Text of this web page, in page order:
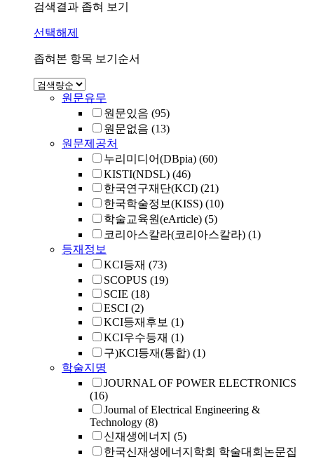
검색결과 좁혀 보기
선택해제
좁혀본 항목 보기순서
원문유무
원문있음 (95)
원문없음 (13)
원문제공처
누리미디어(DBpia) (60)
KISTI(NDSL) (46)
한국연구재단(KCI) (21)
한국학술정보(KISS) (10)
학술교육원(eArticle) (5)
코리아스칼라(코리아스칼라) (1)
등재정보
KCI등재 (73)
SCOPUS (19)
SCIE (18)
ESCI (2)
KCI등재후보 (1)
KCI우수등재 (1)
구)KCI등재(통합) (1)
학술지명
JOURNAL OF POWER ELECTRONICS
(16)
Journal of Electrical Engineering &
Technology (8)
신재생에너지 (5)
한국신재생에너지학회 학술대회논문집